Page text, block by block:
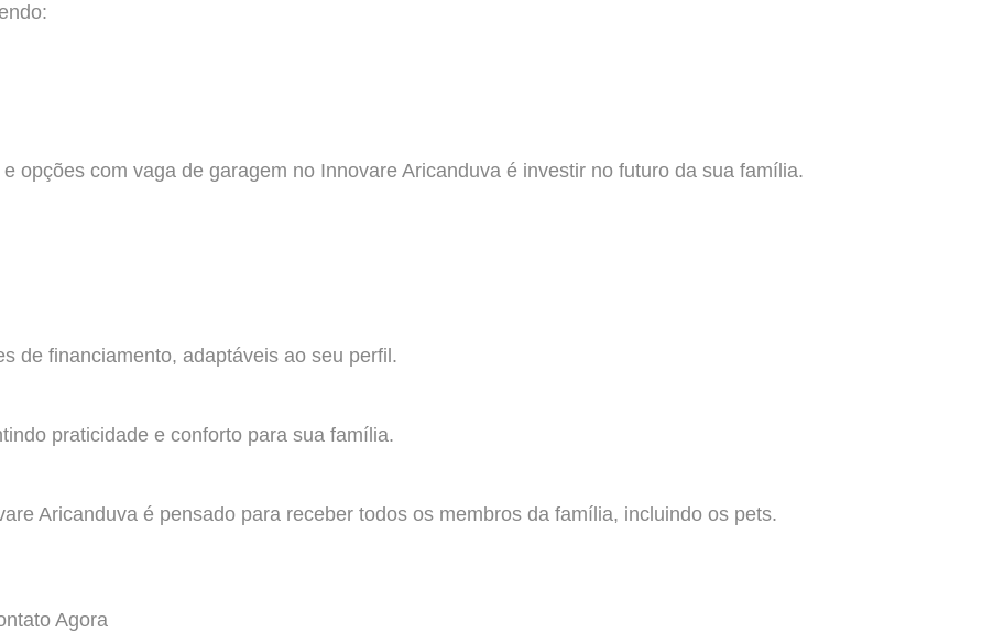
opções com vaga de garagem no Innovare Aricanduva é investir no futuro da sua família.
de financiamento, adaptáveis ao seu perfil.
praticidade e conforto para sua família.
Aricanduva é pensado para receber todos os membros da família, incluindo os pets.
Agora